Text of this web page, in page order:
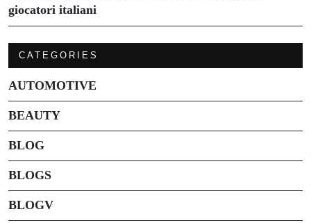
giocatori italiani
CATEGORIES
AUTOMOTIVE
BEAUTY
BLOG
BLOGS
BLOGV